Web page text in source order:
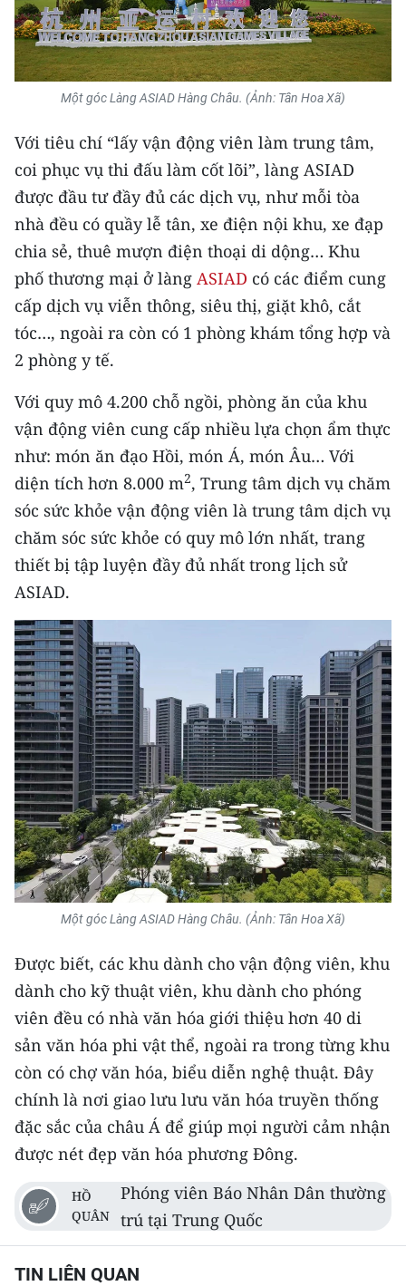
Media Thế giới
Media Thể thao
Media Giáo dục
Media Y tế
Media Khoa học - Công nghệ
Media Môi trường
Ảnh
Infographic
TIN MỚI
TIN ĐỊA PHƯƠNG
Trung du và miền núi phía Bắc
Đồng bằng sông Hồng
Bắc Trung Bộ
Duyên hải Nam Trung Bộ và Tây
Nguyên
Đông Nam Bộ
Đồng bằng sông Cửu Long
Chuyên trang Hà Nội
Chuyên trang TP. Hồ Chí Minh
CHUYÊN ĐỀ
CÁC CHUYÊN TRANG
VỀ BÁO NHÂN DÂN
NHÂN DÂN CUỐI TUẦN
NHÂN DÂN HẰNG THÁNG
MUA BÁO
ĐỌC BÁO IN
中文
Một góc Làng ASIAD Hàng Châu. (Ảnh: Tân Hoa Xã)
Với tiêu chí “lấy vận động viên làm trung tâm,
coi phục vụ thi đấu làm cốt lõi”, làng ASIAD
được đầu tư đầy đủ các dịch vụ, như mỗi tòa
nhà đều có quầy lễ tân, xe điện nội khu, xe đạp
chia sẻ, thuê mượn điện thoại di dộng… Khu
phố thương mại ở làng ASIAD có các điểm cung
cấp dịch vụ viễn thông, siêu thị, giặt khô, cắt
tóc…, ngoài ra còn có 1 phòng khám tổng hợp và
2 phòng y tế.
Với quy mô 4.200 chỗ ngồi, phòng ăn của khu
vận động viên cung cấp nhiều lựa chọn ẩm thực
như: món ăn đạo Hồi, món Á, món Âu… Với
diện tích hơn 8.000 m2, Trung tâm dịch vụ chăm
sóc sức khỏe vận động viên là trung tâm dịch vụ
chăm sóc sức khỏe có quy mô lớn nhất, trang
thiết bị tập luyện đầy đủ nhất trong lịch sử
ASIAD.
Một góc Làng ASIAD Hàng Châu. (Ảnh: Tân Hoa Xã)
Được biết, các khu dành cho vận động viên, khu
dành cho kỹ thuật viên, khu dành cho phóng
viên đều có nhà văn hóa giới thiệu hơn 40 di
sản văn hóa phi vật thể, ngoài ra trong từng khu
còn có chợ văn hóa, biểu diễn nghệ thuật. Đây
chính là nơi giao lưu lưu văn hóa truyền thống
đặc sắc của châu Á để giúp mọi người cảm nhận
được nét đẹp văn hóa phương Đông.
HỒ
QUÂN
Phóng viên Báo Nhân Dân thường
trú tại Trung Quốc
TIN LIÊN QUAN